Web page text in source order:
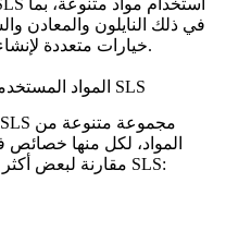
في ذلك النايلون والمعادن
خيارات متعددة لإنشاء أجزاء مناسبة لتطبيقات محددة.
المواد المستخدمة في الطباعة ثلاثية الأبعاد باستخدام SLS
المواد، لكل منها خصائص
مقارنة لبعض أكثر المواد شيوعًا المستخدمة في طباعة SLS: